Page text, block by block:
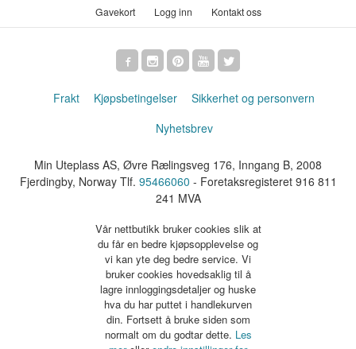
Gavekort Logg inn Kontakt oss
Frakt Kjøpsbetingelser
Sikkerhet og personvern
Nyhetsbrev
Min Uteplass AS, Øvre Rælingsveg 176, Inngang B, 2008
Fjerdingby, Norway Tlf. 95466060 - Foretaksregisteret 916 811
241 MVA
Vår nettbutikk bruker cookies slik at
du får en bedre kjøpsopplevelse og
vi kan yte deg bedre service. Vi
bruker cookies hovedsaklig til å
lagre innloggingsdetaljer og huske
hva du har puttet i handlekurven
din. Fortsett å bruke siden som
normalt om du godtar dette. Les